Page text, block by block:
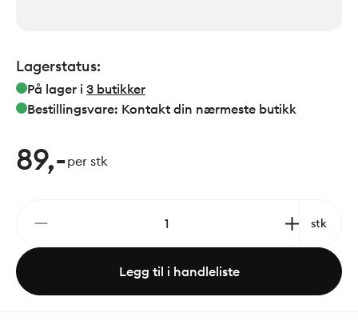
Lagerstatus:
På lager i 3 butikker
Bestillingsvare: Kontakt din nærmeste butikk
89,-per stk
stk
Legg til i handleliste